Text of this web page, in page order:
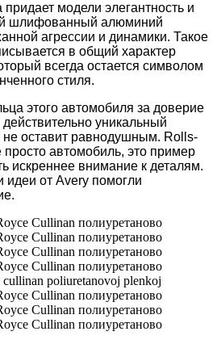
модели элегантность и
шлифованный алюминий
агрессии и динамики. Такое
в общий характер
всегда остается символом
стиля.
этого автомобиля за доверие
уникальный
не оставит равнодушным. Rolls-
автомобиль, это пример
искреннее внимание к деталям.
идеи от Avery помогли